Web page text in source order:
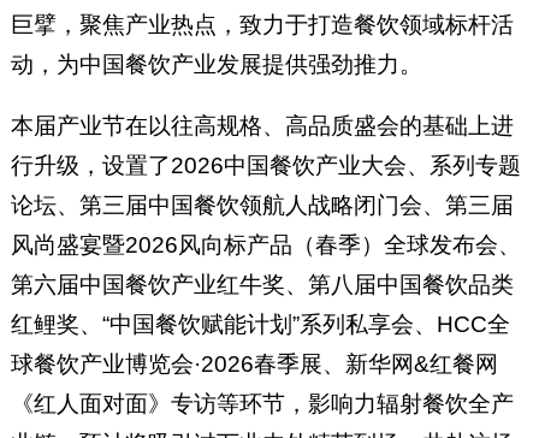
巨擘，聚焦产业热点，致力于打造餐饮领域标杆活
动，为中国餐饮产业发展提供强劲推力。
本届产业节在以往高规格、高品质盛会的基础上进
行升级，设置了2026中国餐饮产业大会、系列专题
论坛、第三届中国餐饮领航人战略闭门会、第三届
风尚盛宴暨2026风向标产品（春季）全球发布会、
第六届中国餐饮产业红牛奖、第八届中国餐饮品类
红鲤奖、“中国餐饮赋能计划”系列私享会、HCC全
球餐饮产业博览会·2026春季展、新华网&红餐网
《红人面对面》专访等环节，影响力辐射餐饮全产